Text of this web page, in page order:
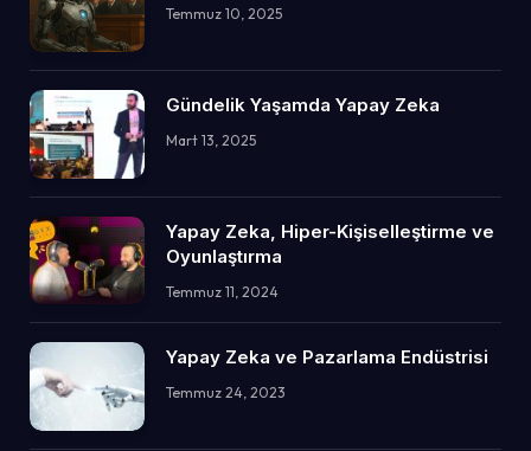
Temmuz 10, 2025
Gündelik Yaşamda Yapay Zeka
Mart 13, 2025
Yapay Zeka, Hiper-Kişiselleştirme ve
Oyunlaştırma
Temmuz 11, 2024
Yapay Zeka ve Pazarlama Endüstrisi
Temmuz 24, 2023